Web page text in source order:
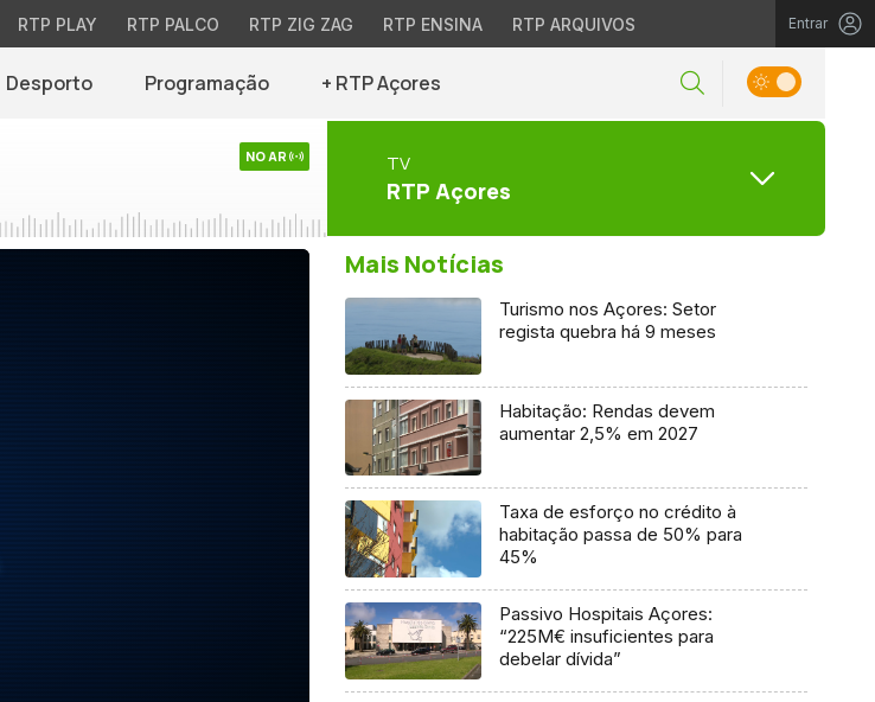
RTP PLAY RTP PALCO RTP ZIG ZAG RTP ENSINA RTP ARQUIVOS Entrar
Desporto Programação + RTP Açores
NO AR TV
RTP Açores
Mais Notícias
Turismo nos Açores: Setor
regista quebra há 9 meses
Habitação: Rendas devem
aumentar 2,5% em 2027
Taxa de esforço no crédito à
habitação passa de 50% para
45%
Passivo Hospitais Açores:
“225M€ insuficientes para
debelar dívida”